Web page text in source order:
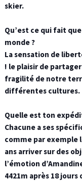
skier.
Qu’est ce qui fait
monde ?
La sensation de
! le plaisir de
fragilité de notre
différentes cultures.
Quelle est ton
Chacune a ses
comme par exemple
ans arriver sur des
l’émotion
4421m après 18